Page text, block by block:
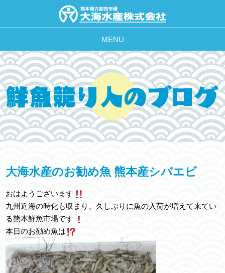
MENU
大海水産のお勧め魚 熊本産シバエビ
おはようございます
九州近海の時化も収まり、久しぶりに魚の入荷が増えて来てい
る熊本鮮魚市場です
本日のお勧め魚は